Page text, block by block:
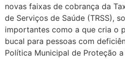
novas faixas de cobrança da
de Serviços de Saúde (TRSS),
importantes como a que cria o
bucal para pessoas com
Política Municipal de Proteção